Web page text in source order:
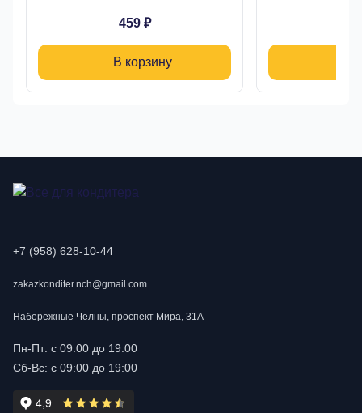
459 ₽
В корзину
+7 (958) 628-10-44
zakazkonditer.nch@gmail.com
Набережные Челны, проспект Мира, 31А
Пн-Пт: с 09:00 до 19:00
Сб-Вс: с 09:00 до 19:00